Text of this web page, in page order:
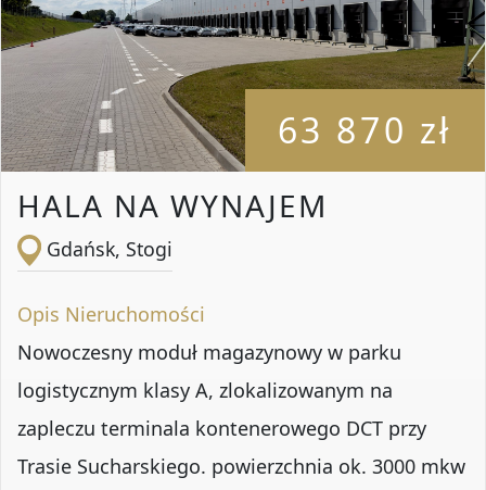
63 870 zł
HALA NA WYNAJEM
Gdańsk, Stogi
Opis Nieruchomości
Nowoczesny moduł magazynowy w parku
logistycznym klasy A, zlokalizowanym na
zapleczu terminala kontenerowego DCT przy
Trasie Sucharskiego. powierzchnia ok. 3000 mkw